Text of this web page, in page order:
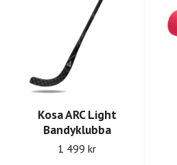
Kosa ARC Light
Bandyklubba
1 499 kr